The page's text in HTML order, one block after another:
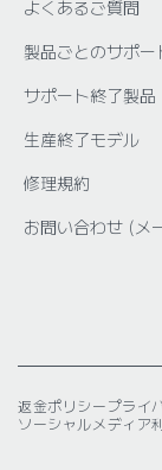
よくあるご質問
製品ごとのサポー
サポート終了製品
生産終了モデル
修理規約
お問い合わせ (メ
返金ポリシープライ
ソーシャルメディア